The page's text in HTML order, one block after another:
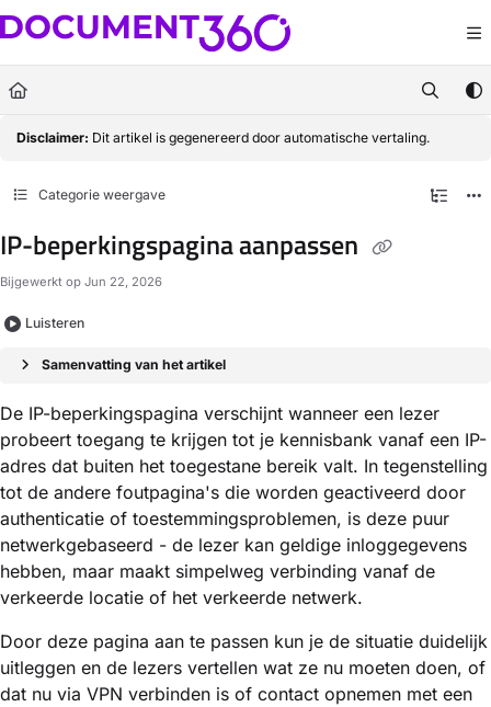
Documentation Index
Fetch the complete documentation index at:https://docs.document360.com/
Use this file to discover all available pages before exploring further.
Disclaimer: Dit artikel is gegenereerd door automatische vertaling.
Categorie weergave
IP-beperkingspagina aanpassen
Bijgewerkt op Jun 22, 2026
Luisteren
Samenvatting van het artikel
De IP-beperkingspagina verschijnt wanneer een lezer
probeert toegang te krijgen tot je kennisbank vanaf een IP-
adres dat buiten het toegestane bereik valt. In tegenstelling
tot de andere foutpagina's die worden geactiveerd door
authenticatie of toestemmingsproblemen, is deze puur
netwerkgebaseerd - de lezer kan geldige inloggegevens
hebben, maar maakt simpelweg verbinding vanaf de
verkeerde locatie of het verkeerde netwerk.
Door deze pagina aan te passen kun je de situatie duidelijk
uitleggen en de lezers vertellen wat ze nu moeten doen, of
dat nu via VPN verbinden is of contact opnemen met een